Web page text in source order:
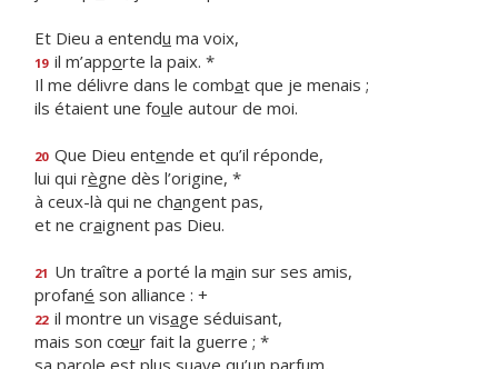
Et Dieu a entendu ma voix,
19 il m’apporte la paix. *
Il me délivre dans le combat que je menais ;
ils étaient une foule autour de moi.
20 Que Dieu entende et qu’il réponde,
lui qui règne dès l’origine, *
à ceux-là qui ne changent pas,
et ne craignent pas Dieu.
21 Un traître a porté la main sur ses amis,
profané son alliance : +
22 il montre un visage séduisant,
mais son cœur fait la guerre ; *
sa parole est plus suave qu’un parfum,